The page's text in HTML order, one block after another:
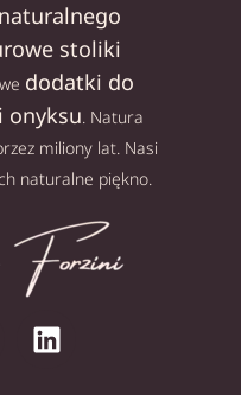
stoliki
dodatki do
onyksu. Natura
miliony lat. Nasi
naturalne piękno.